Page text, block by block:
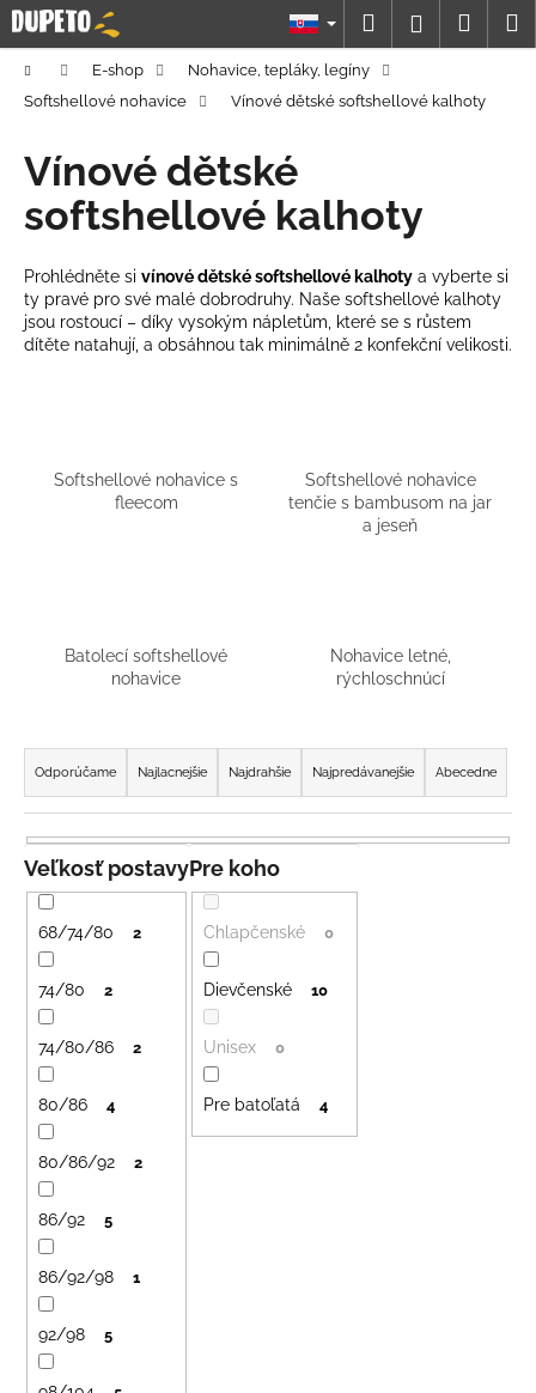
Prejsť
na
obsah
Hľadať
DomovE-shop
Nohavice, tepláky, legíny
Softshellové nohavice
Vínové dětské softshellové kalhoty
Vínové dětské
softshellové kalhoty
Prohlédněte si vínové dětské softshellové kalhoty a vyberte si
ty pravé pro své malé dobrodruhy. Naše softshellové kalhoty
jsou rostoucí – díky vysokým nápletům, které se s růstem
dítěte natahují, a obsáhnou tak minimálně 2 konfekční velikosti.
Softshellové nohavice s
fleecom
Softshellové nohavice
tenčie s bambusom na jar
a jeseň
Batolecí softshellové
nohavice
Nohavice letné,
rýchloschnúcí
R
a
d
e
n
i
e
p
o
d
u
o
Odporúčame Najlacnejšie Najdrahšie Najpredávanejšie Abecedne
Pre koho
Chlapčenské 0
Dievčenské 10
Unisex 0
Pre batoľatá 4
Veľkosť postavy
68/74/80 2
74/80 2
74/80/86 2
80/86 4
80/86/92 2
86/92 5
86/92/98 1
92/98 5
K
o
o
p
o
r
e
b
HĽADAŤ
O
d
p
m
LETNÉ
NOHAVICE
ŽLTÉ
€29